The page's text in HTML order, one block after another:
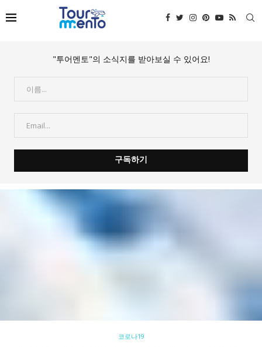
"투어멘토"의 소식지를 받아보실 수 있어요!
코로나19